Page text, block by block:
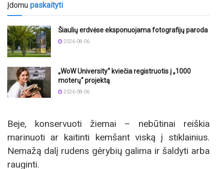
Įdomu paskaityti
Šiaulių erdvėse eksponuojama fotografijų paroda
2026-08-06
„WoW University“ kviečia registruotis į „1000
moterų“ projektą
2026-08-06
Beje, konservuoti žiemai – nebūtinai reiškia
marinuoti ar kaitinti kemšant viską į stiklainius.
Nemažą dalį rudens gėrybių galima ir šaldyti arba
rauginti.